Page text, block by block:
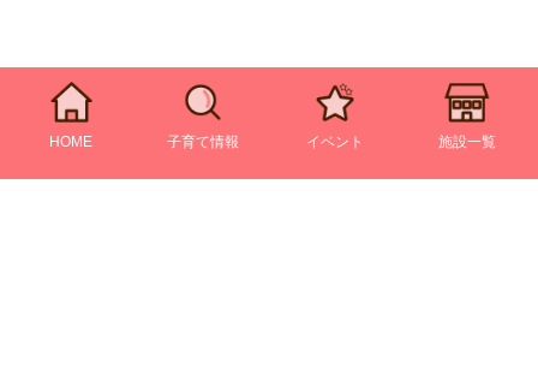
HOME 子育て情報 イベント 施設一覧